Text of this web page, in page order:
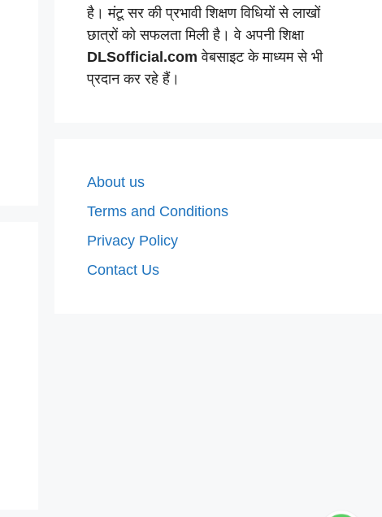
है। मंटू सर की प्रभावी शिक्षण विधियों से लाखों
छात्रों को सफलता मिली है। वे अपनी शिक्षा
DLSofficial.com वेबसाइट के माध्यम से भी
प्रदान कर रहे हैं।
About us
Terms and Conditions
Privacy Policy
Contact Us